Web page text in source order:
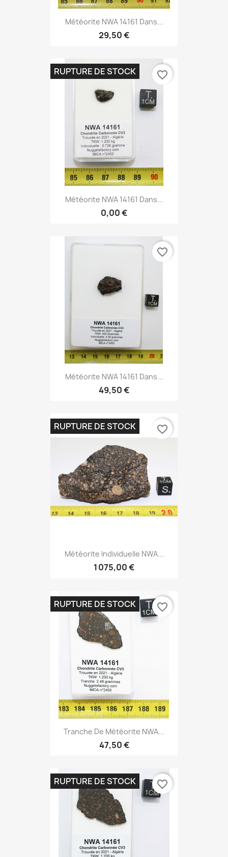
Météorite NWA 14161 Dans...
29,50 €
Météorite NWA 14161 Dans...
0,00 €
RUPTURE DE STOCK favorite_border
Météorite NWA 14161 Dans...
49,50 €
favorite_border
Météorite Individuelle NWA...
1 075,00 €
RUPTURE DE STOCK favorite_border
Tranche De Météorite NWA...
47,50 €
RUPTURE DE STOCK favorite_border
RUPTURE DE STOCK favorite_border